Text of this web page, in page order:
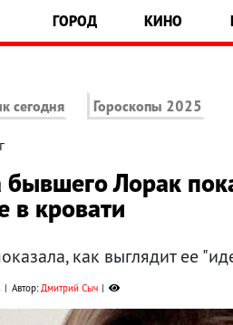
ГОРОД КИНО
сегодня Гороскопы 2025
Лорак
в кровати
как выглядит ее
Автор:Дмитрий Сыч